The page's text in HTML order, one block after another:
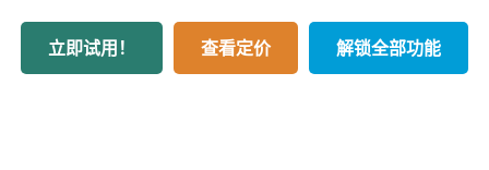
立即试用！ 查看定价 解锁全部功能